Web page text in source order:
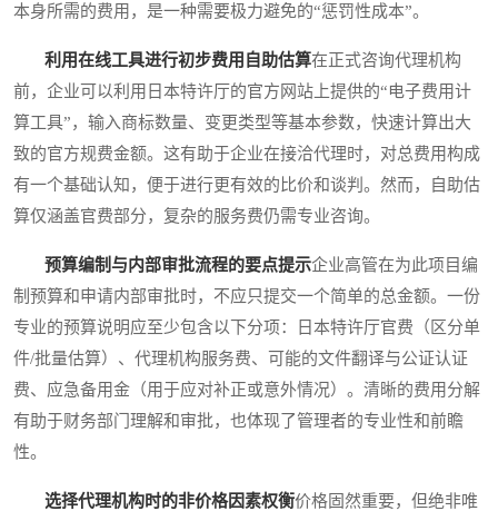
本身所需的费用，是一种需要极力避免的“惩罚性成本”。
利用在线工具进行初步费用自助估算在正式咨询代理机构
前，企业可以利用日本特许厅的官方网站上提供的“电子费用计
算工具”，输入商标数量、变更类型等基本参数，快速计算出大
致的官方规费金额。这有助于企业在接洽代理时，对总费用构成
有一个基础认知，便于进行更有效的比价和谈判。然而，自助估
算仅涵盖官费部分，复杂的服务费仍需专业咨询。
预算编制与内部审批流程的要点提示企业高管在为此项目编
制预算和申请内部审批时，不应只提交一个简单的总金额。一份
专业的预算说明应至少包含以下分项：日本特许厅官费（区分单
件/批量估算）、代理机构服务费、可能的文件翻译与公证认证
费、应急备用金（用于应对补正或意外情况）。清晰的费用分解
有助于财务部门理解和审批，也体现了管理者的专业性和前瞻
性。
选择代理机构时的非价格因素权衡价格固然重要，但绝非唯